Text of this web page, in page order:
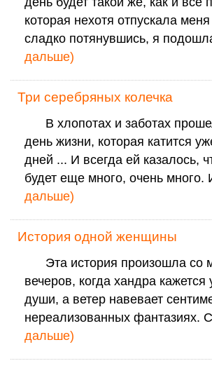
которая нехотя отпускала
сладко потянувшись, я
дальше)
Три серебряных колечка
В хлопотах и заботах
день жизни, которая катится
дней ... И всегда ей казалось,
будет еще много, очень много.
дальше)
История одной женщины
Эта история произошла со
вечеров, когда хандра
души, а ветер навевает
нереализованных фантазиях.
дальше)